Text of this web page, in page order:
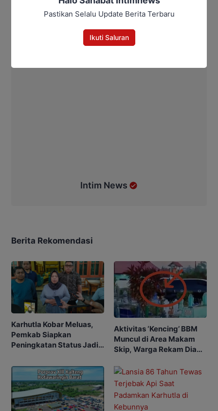
Intim News
Berita Rekomendasi
Karhutla Kobar Meluas,
Pemkab Siapkan
Peningkatan Status Jadi
Aktivitas ‘Kencing’ BBM
Muncul di Area Makam
Skip, Warga Rekam Diam-
Pastikan Selalu Update Berita Terbaru
Ikuti Saluran